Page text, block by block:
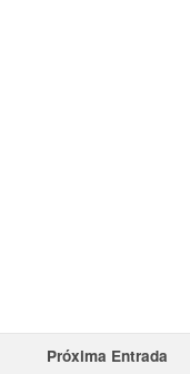
Próxima Entrada